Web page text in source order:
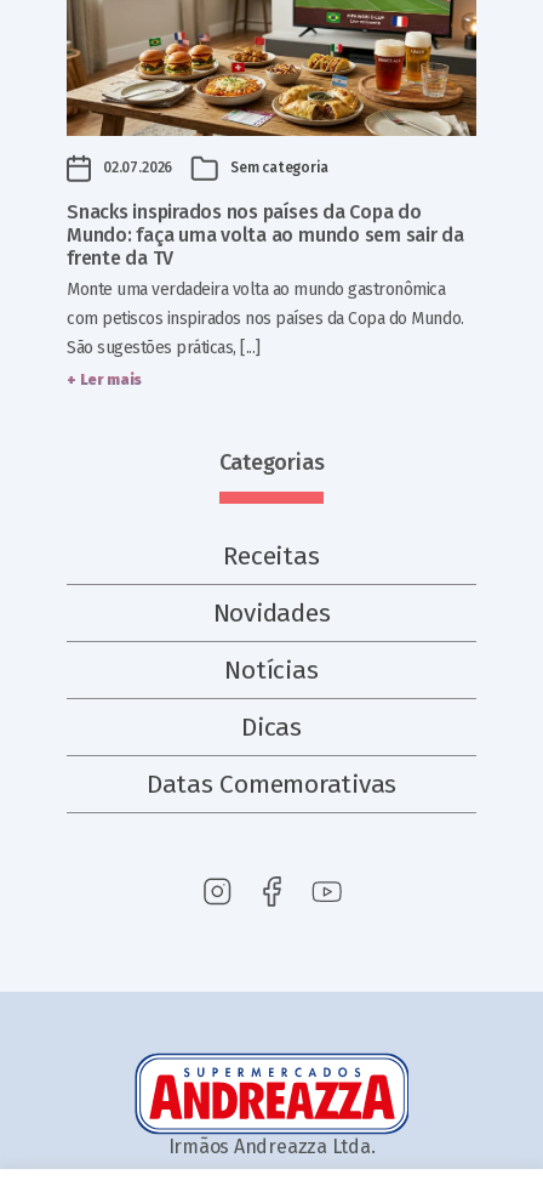
02.07.2026 Sem categoria
Snacks inspirados nos países da Copa do
Mundo: faça uma volta ao mundo sem sair da
frente da TV
Monte uma verdadeira volta ao mundo gastronômica
com petiscos inspirados nos países da Copa do Mundo.
São sugestões práticas, [...]
+ Ler mais
Categorias
Receitas
Novidades
Notícias
Dicas
Datas Comemorativas
Irmãos Andreazza Ltda.